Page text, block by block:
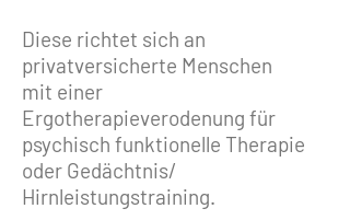
Diese richtet sich an
privatversicherte Menschen
mit einer
Ergotherapieverodenung für
psychisch funktionelle Therapie
oder Gedächtnis/
Hirnleistungstraining.